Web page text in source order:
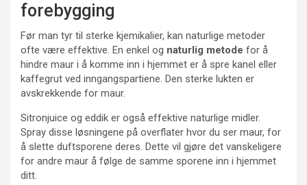
forebygging
Før man tyr til sterke kjemikalier, kan naturlige metoder
ofte være effektive. En enkel og naturlig metode for å
hindre maur i å komme inn i hjemmet er å spre kanel eller
kaffegrut ved inngangspartiene. Den sterke lukten er
avskrekkende for maur.
Sitronjuice og eddik er også effektive naturlige midler.
Spray disse løsningene på overflater hvor du ser maur, for
å slette duftsporene deres. Dette vil gjøre det vanskeligere
for andre maur å følge de samme sporene inn i hjemmet
ditt.